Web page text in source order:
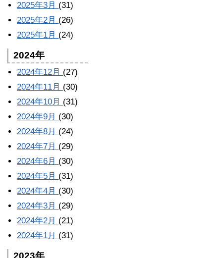
2025年3月 (31)
2025年2月 (26)
2025年1月 (24)
2024年
2024年12月 (27)
2024年11月 (30)
2024年10月 (31)
2024年9月 (30)
2024年8月 (24)
2024年7月 (29)
2024年6月 (30)
2024年5月 (31)
2024年4月 (30)
2024年3月 (29)
2024年2月 (21)
2024年1月 (31)
2023年